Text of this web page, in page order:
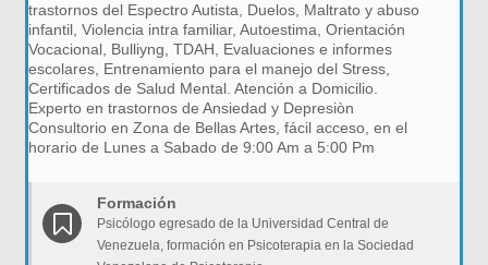
trastornos del Espectro Autista, Duelos, Maltrato y abuso
infantil, Violencia intra familiar, Autoestima, Orientación
Vocacional, Bulliyng, TDAH, Evaluaciones e informes
escolares, Entrenamiento para el manejo del Stress,
Certificados de Salud Mental. Atención a Domicilio.
Experto en trastornos de Ansiedad y Depresiòn
Consultorio en Zona de Bellas Artes, fácil acceso, en el
horario de Lunes a Sabado de 9:00 Am a 5:00 Pm
Formación
Psicólogo egresado de la Universidad Central de
Venezuela, formación en Psicoterapia en la Sociedad